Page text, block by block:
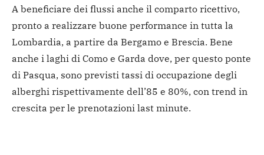
A beneficiare dei flussi anche il comparto ricettivo,
pronto a realizzare buone performance in tutta la
Lombardia, a partire da Bergamo e Brescia. Bene
anche i laghi di Como e Garda dove, per questo ponte
di Pasqua, sono previsti tassi di occupazione degli
alberghi rispettivamente dell’85 e 80%, con trend in
crescita per le prenotazioni last minute.